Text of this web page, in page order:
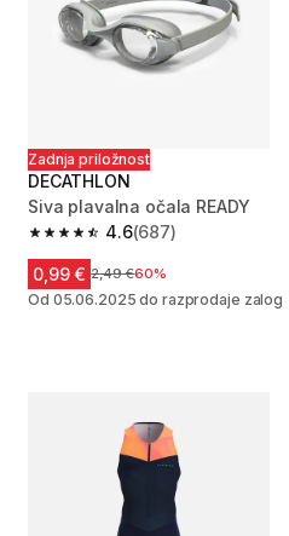
Zadnja priložnost
DECATHLON
Siva plavalna očala READY
4.6
4.6 od 5 zvezdic from 687
(687)
0,99 € Cena pred znižanjem
2,49 €60%
Od 05.06.2025 do razprodaje zalog